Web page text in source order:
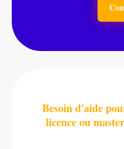
Besoin d'aide
licence ou